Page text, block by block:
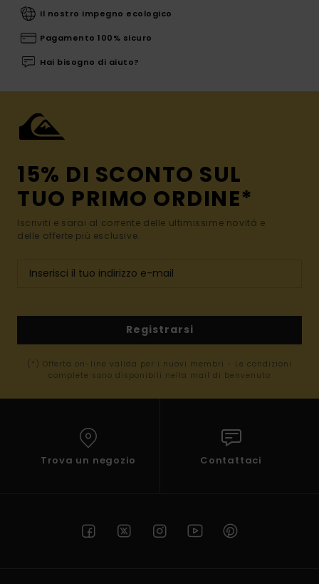
Il nostro impegno ecologico
Pagamento 100% sicuro
Hai bisogno di aiuto?
15% DI SCONTO SUL
TUO PRIMO ORDINE*
Iscriviti e sarai al corrente delle ultimissime novità e
delle offerte più esclusive.
Registrarsi
(*) Offerta on-line valida per i nuovi membri - Le condizioni
complete sono disponibili nella mail di benvenuto
Trova un negozio Contattaci